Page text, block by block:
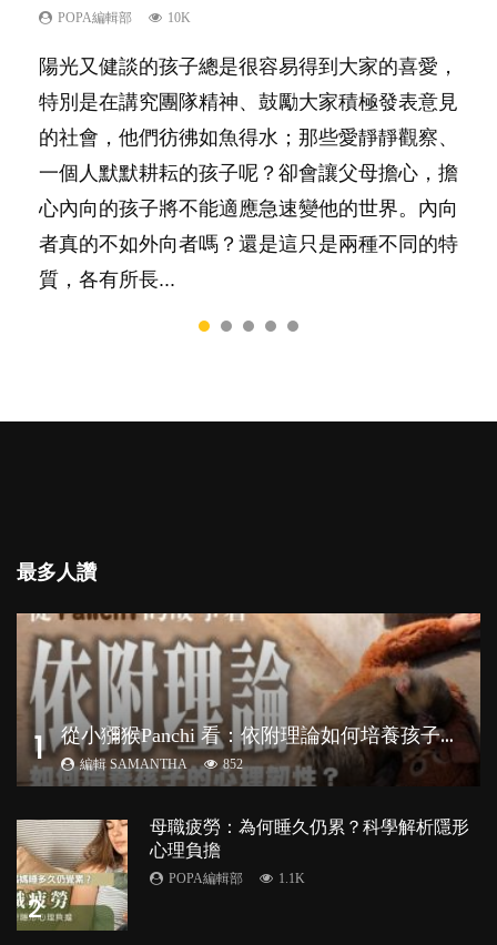
POPA編輯部 10K
陽光又健談的孩子總是很容易得到大家的喜愛，
特別是在講究團隊精神、鼓勵大家積極發表意見
的社會，他們彷彿如魚得水；那些愛靜靜觀察、
一個人默默耕耘的孩子呢？卻會讓父母擔心，擔
心內向的孩子將不能適應急速變他的世界。內向
者真的不如外向者嗎？還是這只是兩種不同的特
質，各有所長...
POPA編輯部 9.9K
有人話學多種語言越早開始越好，有人卻說一時
間太多語言，會令孩子感到混淆，到底誰是誰
非？聽聽專家怎樣說，解開語言學習的迷思～...
POPA編輯部 22.9K
你是不是也曾經以為只要跟相愛的人結婚，就自
然能走到白頭，但生了孩子卻發現事情不如你所
料？ 經營婚姻，不如我們想像的簡單，卻也不
是大家說得那麼難。一起來認識婚姻的真相！...
POPA編輯部 16.3K
相信許多人初為人父母，由懷孕開始到孩子呱呱
落地，心中都有數之不盡的問題～這裡一次過集
合我們以往製作過的相關短片。 這段路讓我們
跟你同行～...
POPA編輯部 7.9K
很多父母都希望孩子係個「叻仔叻女」，學業別
太差，日常自理井井有條。這樣的孩子是萬中無
一，還是魚與熊掌，不能兼得？...
最多人讚
1 從
小獼猴Panchi 看：依附理論如何培養孩子心理韌性？
編輯 SAMANTHA 852
2
母職疲勞：為何睡久仍累？科學解析隱形
心理負擔
POPA編輯部 1.1K